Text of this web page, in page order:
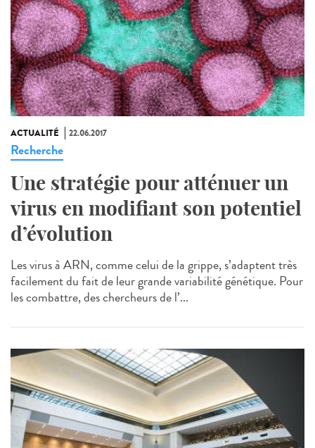
ACTUALITÉ 22.06.2017
Recherche
Une stratégie pour atténuer un
virus en modifiant son potentiel
d’évolution
Les virus à ARN, comme celui de la grippe, s’adaptent très
facilement du fait de leur grande variabilité génétique. Pour
les combattre, des chercheurs de l’...